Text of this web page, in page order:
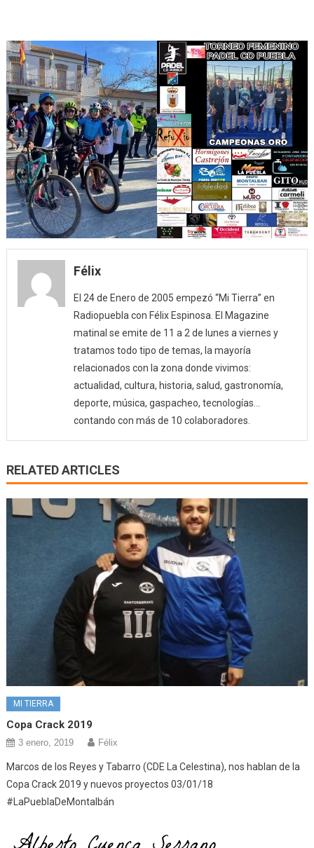
Félix
El 24 de Enero de 2005 empezó “Mi Tierra” en
Radiopuebla con Félix Espinosa. El Magazine
matinal se emite de 11 a 2 de lunes a viernes y
tratamos todo tipo de temas, la mayoría
relacionados con la zona donde vivimos:
actualidad, cultura, historia, salud, gastronomía,
deporte, música, gaspacheo, tecnologías…
contando con más de 10 colaboradores.
RELATED ARTICLES
MI TIERRA
Copa Crack 2019
3 enero, 2019 Félix
Marcos de los Reyes y Tabarro (CDE La Celestina), nos hablan de la
Copa Crack 2019 y nuevos proyectos 03/01/18
#LaPueblaDeMontalbán